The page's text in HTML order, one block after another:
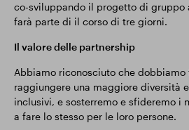
co-sviluppando il progetto di gruppo
farà parte di il corso di tre giorni.
Il valore delle partnership
Abbiamo riconosciuto che
raggiungere una maggiore diversità
inclusivi, e sosterremo e sfideremo i
a fare lo stesso per le loro persone.